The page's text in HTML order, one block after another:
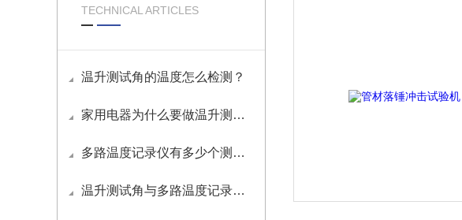
TECHNICAL ARTICLES
温升测试角的温度怎么检测？
家用电器为什么要做温升测试？
多路温度记录仪有多少个测试通道？
温升测试角与多路温度记录仪如何接线